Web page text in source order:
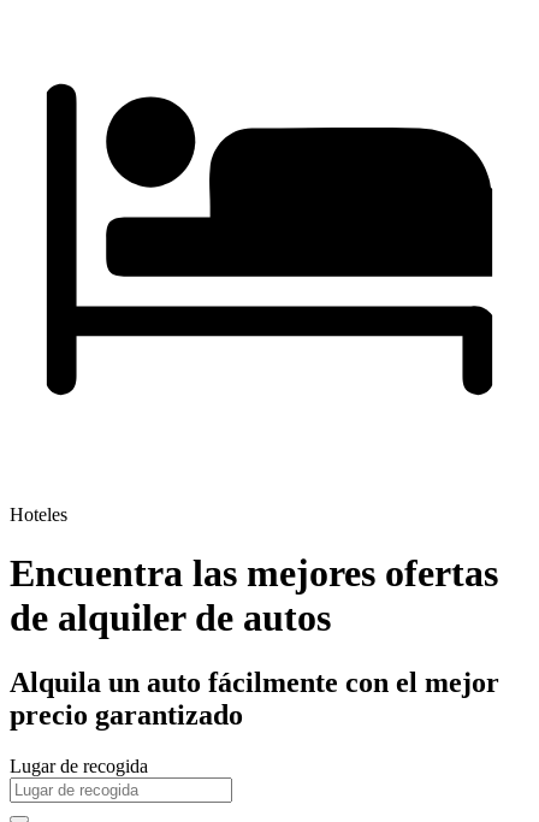
Hoteles
Encuentra las mejores ofertas
de alquiler de autos
Alquila un auto fácilmente con el mejor
precio garantizado
Lugar de recogida